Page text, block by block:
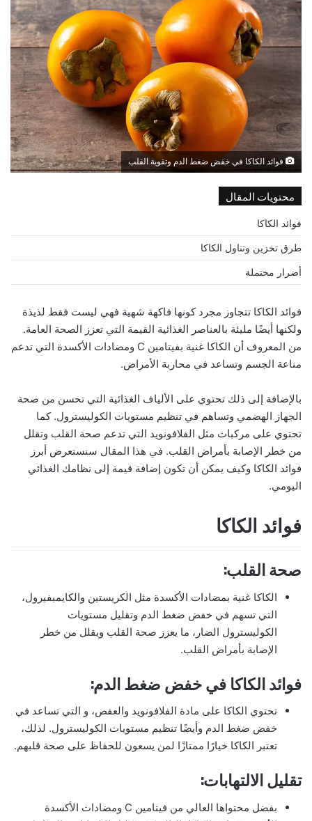
فوائد الكاكا في خفض ضغط الدم وتقوية القلب
محتويات المقال
فوائد الكاكا
طرق تخزين وتناول الكاكا
أضرار محتملة
فوائد الكاكا تتجاوز مجرد كونها فاكهة شهية فهي ليست فقط لذيذة
ولكنها أيضًا مليئة بالعناصر الغذائية القيمة التي تعزز الصحة العامة.
من المعروف أن الكاكا غنية بفيتامين C ومضادات الأكسدة التي تدعم
مناعة الجسم وتساعد في محاربة الأمراض.
بالإضافة إلى ذلك تحتوي على الألياف الغذائية التي تحسن من صحة
الجهاز الهضمي وتساهم في تنظيم مستويات الكوليسترول. كما
تحتوي على مركبات مثل الفلافونويد التي تدعم صحة القلب وتقلل
من خطر الإصابة بأمراض القلب. في هذا المقال سنستعرض أبرز
فوائد الكاكا وكيف يمكن أن تكون إضافة قيمة إلى نظامك الغذائي
اليومي.
فوائد الكاكا
صحة القلب:
الكاكا غنية بمضادات الأكسدة مثل الكريستين والكايمبفيرول،
التي تسهم في خفض ضغط الدم وتقليل مستويات
الكوليسترول الضار، ما يعزز صحة القلب ويقلل من خطر
الإصابة بأمراض القلب.
فوائد الكاكا في خفض ضغط الدم:
تحتوي الكاكا على مادة الفلافونويد والعفص، و التي تساعد في
خفض ضغط الدم وأيضًا تنظيم مستويات الكوليسترول. لذلك،
تعتبر الكاكا خيارًا ممتازًا لمن يسعون للحفاظ على صحة قلبهم.
تقليل الالتهابات:
بفضل محتواها العالي من فيتامين C ومضادات الأكسدة